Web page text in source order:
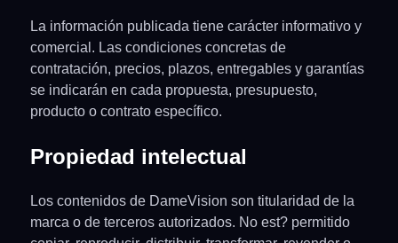
La información publicada tiene carácter informativo y
comercial. Las condiciones concretas de
contratación, precios, plazos, entregables y garantías
se indicarán en cada propuesta, presupuesto,
producto o contrato específico.
Propiedad intelectual
Los contenidos de DameVision son titularidad de la
marca o de terceros autorizados. No est? permitido